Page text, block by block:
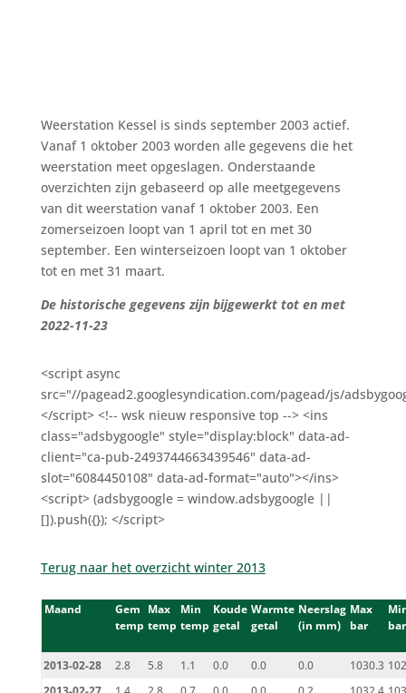
Weerstation Kessel is sinds september 2003 actief.
Vanaf 1 oktober 2003 worden alle gegevens die het
weerstation meet opgeslagen. Onderstaande
overzichten zijn gebaseerd op alle meetgegevens
van dit weerstation vanaf 1 oktober 2003. Een
zomerseizoen loopt van 1 april tot en met 30
september. Een winterseizoen loopt van 1 oktober
tot en met 31 maart.
De historische gegevens zijn bijgewerkt tot en met
2022-11-23
<script async
src="//pagead2.googlesyndication.com/pagead/js/
</script> <!-- wsk nieuw responsive top --> <ins
class="adsbygoogle" style="display:block" data-ad-
client="ca-pub-2493744663439546" data-ad-
slot="6084450108" data-ad-format="auto"></ins>
<script> (adsbygoogle = window.adsbygoogle ||
[]).push({}); </script>
Terug naar het overzicht winter 2013
Maand
Gem
temp
Max
temp
Min
temp
Koude
getal
Warmte
getal
Neerslag
(in mm)
Max
bar
bar
2013-02-28 2.8 5.8 1.1 0.0 0.0 0.0 1030.3